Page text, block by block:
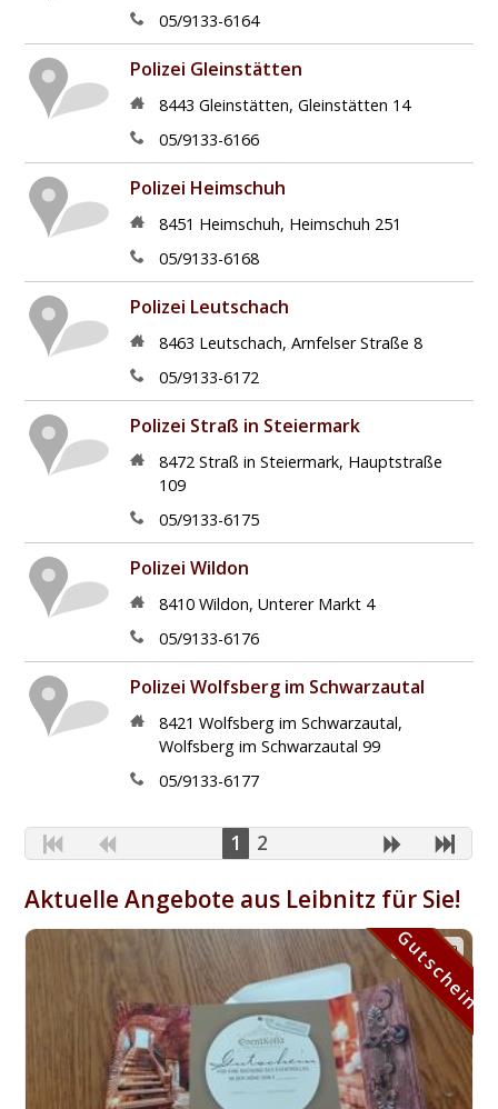
05/9133-6164
Polizei Gleinstätten
8443 Gleinstätten, Gleinstätten 14
05/9133-6166
Polizei Heimschuh
8451 Heimschuh, Heimschuh 251
05/9133-6168
Polizei Leutschach
8463 Leutschach, Arnfelser Straße 8
05/9133-6172
Polizei Straß in Steiermark
8472 Straß in Steiermark, Hauptstraße
109
05/9133-6175
Polizei Wildon
8410 Wildon, Unterer Markt 4
05/9133-6176
Polizei Wolfsberg im Schwarzautal
8421 Wolfsberg im Schwarzautal,
Wolfsberg im Schwarzautal 99
05/9133-6177
1 2
Aktuelle Angebote aus Leibnitz für Sie!
Gutschein
Gutschein